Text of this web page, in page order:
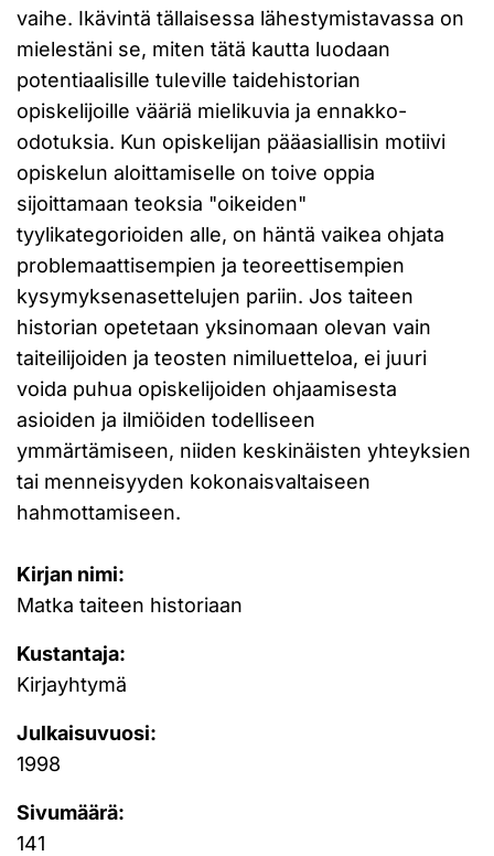
vaihe. Ikävintä tällaisessa lähestymistavassa on
mielestäni se, miten tätä kautta luodaan
potentiaalisille tuleville taidehistorian
opiskelijoille vääriä mielikuvia ja ennakko-
odotuksia. Kun opiskelijan pääasiallisin motiivi
opiskelun aloittamiselle on toive oppia
sijoittamaan teoksia "oikeiden"
tyylikategorioiden alle, on häntä vaikea ohjata
problemaattisempien ja teoreettisempien
kysymyksenasettelujen pariin. Jos taiteen
historian opetetaan yksinomaan olevan vain
taiteilijoiden ja teosten nimiluetteloa, ei juuri
voida puhua opiskelijoiden ohjaamisesta
asioiden ja ilmiöiden todelliseen
ymmärtämiseen, niiden keskinäisten yhteyksien
tai menneisyyden kokonaisvaltaiseen
hahmottamiseen.
Kirjan nimi:
Matka taiteen historiaan
Kustantaja:
Kirjayhtymä
Julkaisuvuosi:
1998
Sivumäärä:
141